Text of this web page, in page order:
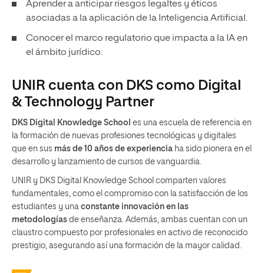
Aprender a anticipar riesgos legaltes y éticos
asociadas a la aplicación de la Inteligencia Artificial.
Conocer el marco regulatorio que impacta a la IA en
el ámbito jurídico.
UNIR cuenta con DKS como Digital
& Technology Partner
DKS Digital Knowledge School es una escuela de referencia en
la formación de nuevas profesiones tecnológicas y digitales
que en sus más de 10 años de experiencia ha sido pionera en el
desarrollo y lanzamiento de cursos de vanguardia.
UNIR y DKS Digital Knowledge School comparten valores
fundamentales, como el compromiso con la satisfacción de los
estudiantes y una constante innovación en las
metodologías de enseñanza. Además, ambas cuentan con un
claustro compuesto por profesionales en activo de reconocido
prestigio, asegurando así una formación de la mayor calidad.